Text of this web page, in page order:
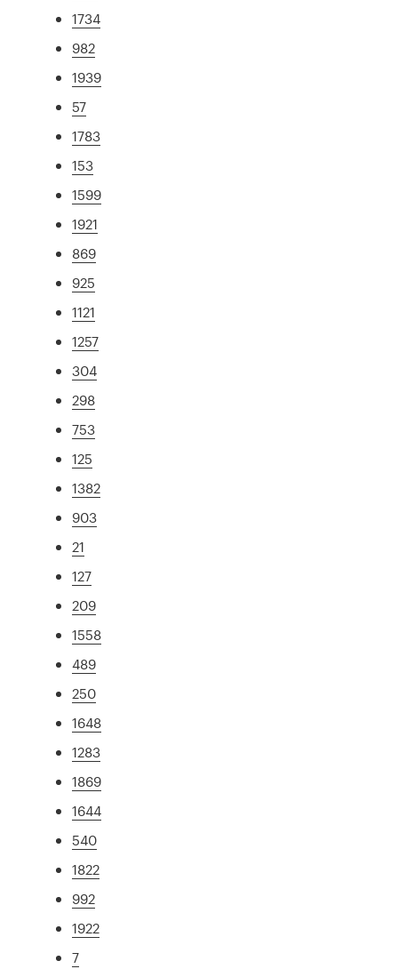
1734
982
1939
57
1783
153
1599
1921
869
925
1121
1257
304
298
753
125
1382
903
21
127
209
1558
489
250
1648
1283
1869
1644
540
1822
992
1922
7